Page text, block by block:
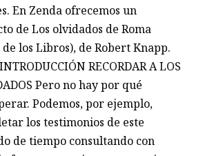
En Zenda ofrecemos un
de Los olvidados de Roma
los Libros), de Robert Knapp.
RECORDAR A LOS
Pero no hay por qué
Podemos, por ejemplo,
los testimonios de este
de tiempo consultando con